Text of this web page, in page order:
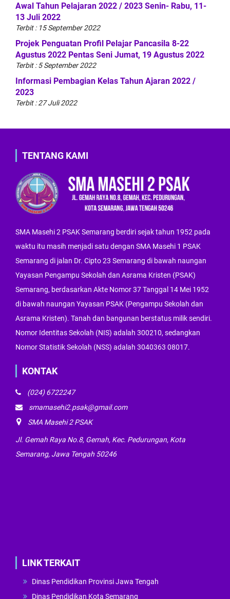
Awal Tahun Pelajaran 2022 / 2023 Senin- Rabu, 11-
13 Juli 2022
Terbit : 15 September 2022
Projek Penguatan Profil Pelajar Pancasila 8-22
Agustus 2022 Pentas Seni Jumat, 19 Agustus 2022
Terbit : 5 September 2022
Informasi Pembagian Kelas Tahun Ajaran 2022 /
2023
Terbit : 27 Juli 2022
TENTANG KAMI
SMA Masehi 2 PSAK Semarang berdiri sejak tahun 1952 pada
waktu itu masih menjadi satu dengan SMA Masehi 1 PSAK
Semarang di jalan Dr. Cipto 23 Semarang di bawah naungan
Yayasan Pengampu Sekolah dan Asrama Kristen (PSAK)
Semarang, berdasarkan Akte Nomor 37 Tanggal 14 Mei 1952
di bawah naungan Yayasan PSAK (Pengampu Sekolah dan
Asrama Kristen). Tanah dan bangunan berstatus milik sendiri.
Nomor Identitas Sekolah (NIS) adalah 300210, sedangkan
Nomor Statistik Sekolah (NSS) adalah 3040363 08017.
KONTAK
(024) 6722247
smamasehi2.psak@gmail.com
SMA Masehi 2 PSAK
Jl. Gemah Raya No.8, Gemah, Kec. Pedurungan, Kota
Semarang, Jawa Tengah 50246
LINK TERKAIT
Dinas Pendidikan Provinsi Jawa Tengah
Dinas Pendidikan Kota Semarang